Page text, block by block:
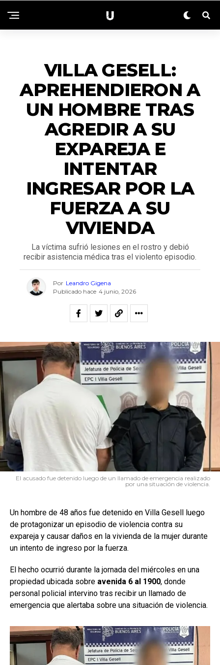
VILLA GESELL:
APREHENDIERON A
UN HOMBRE TRAS
AGREDIR A SU
EXPAREJA E
INTENTAR
INGRESAR POR LA
FUERZA A SU
VIVIENDA
La víctima sufrió lesiones en el rostro y debió
recibir asistencia médica tras el violento episodio.
Por Leandro Gigena
Publicado hace 4 junio, 2026
El acusado fue detenido luego de un llamado de emergencia realizado
por una situación de violencia.
Un hombre de 48 años fue detenido en Villa Gesell luego
de protagonizar un episodio de violencia contra su
expareja y causar daños en la vivienda de la mujer durante
un intento de ingreso por la fuerza.
El hecho ocurrió durante la jornada del miércoles en una
propiedad ubicada sobre avenida 6 al 1900, donde
personal policial intervino tras recibir un llamado de
emergencia que alertaba sobre una situación de violencia.